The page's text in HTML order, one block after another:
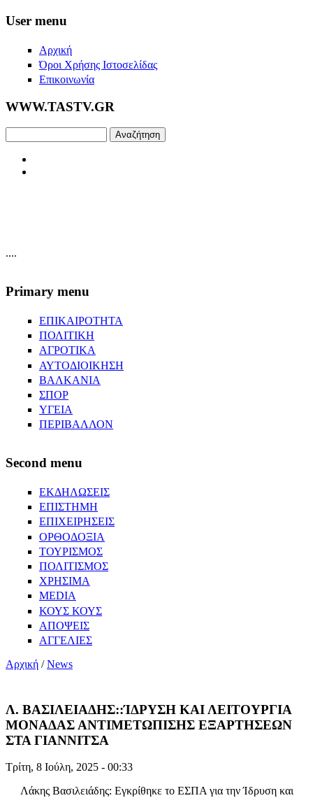
Skip to main content
User menu
Αρχική
Όροι Χρήσης Ιστοσελίδας
Επικοινωνία
WWW.TASTV.GR
....
Primary menu
ΕΠΙΚΑΙΡΟΤΗΤΑ
ΠΟΛΙΤΙΚΗ
ΑΓΡΟΤΙΚΑ
ΑΥΤΟΔΙΟΙΚΗΣΗ
ΒΑΛΚΑΝΙΑ
ΣΠΟΡ
ΥΓΕΙΑ
ΠΕΡΙΒΑΛΛΟΝ
Second menu
ΕΚΔΗΛΩΣΕΙΣ
ΕΠΙΣΤΗΜΗ
ΕΠΙΧΕΙΡΗΣΕΙΣ
ΟΡΘΟΔΟΞΙΑ
ΤΟΥΡΙΣΜΟΣ
ΠΟΛΙΤΙΣΜΟΣ
ΧΡΗΣΙΜΑ
MEDIA
ΚΟΥΣ ΚΟΥΣ
ΑΠΟΨΕΙΣ
ΑΓΓΕΛΙΕΣ
Αρχική /News
Λ. ΒΑΣΙΛΕΙΑΔΗΣ::ΊΔΡΥΣΗ ΚΑΙ ΛΕΙΤΟΥΡΓΙΑ
ΜΟΝΑΔΑΣ ΑΝΤΙΜΕΤΩΠΙΣΗΣ ΕΞΑΡΤΗΣΕΩΝ
ΣΤΑ ΓΙΑΝΝΙΤΣΑ
Τρίτη, 8 Ιούλη, 2025 - 00:33
Λάκης Βασιλειάδης: Εγκρίθηκε το ΕΣΠΑ για την Ίδρυση και